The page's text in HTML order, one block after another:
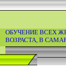
ОБУЧЕНИЕ ВСЕХ
ВОЗРАСТА, В